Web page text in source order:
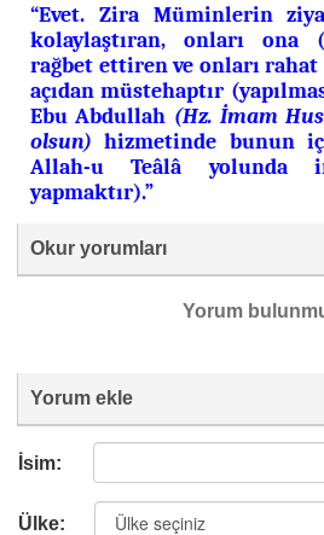
“Evet. Zira Müminlerin
kolaylaştıran, onları ona
rağbet ettiren ve onları
açıdan müstehaptır
Ebu Abdullah (Hz. İmam
olsun) hizmetinde bunun
Allah-u Teâlâ yolunda
yapmaktır).”
Okur yorumları
Yorum
Yorum ekle
İsim:
Ülke: